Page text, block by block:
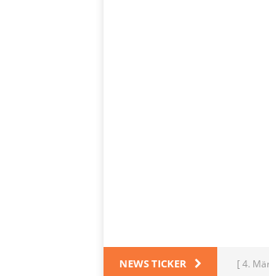
NEWS TICKER [ 4.